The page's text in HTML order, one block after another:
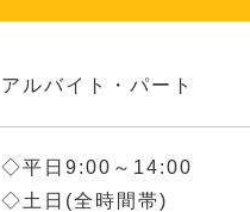
アルバイト・パート
◇平日9:00～14:00
◇土日(全時間帯)